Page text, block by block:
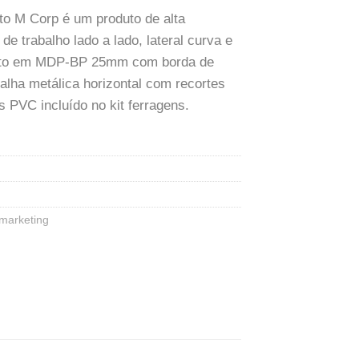
M Corp é um produto de alta
trabalho lado a lado, lateral curva e
em MDP-BP 25mm com borda de
metálica horizontal com recortes
PVC incluído no kit ferragens.